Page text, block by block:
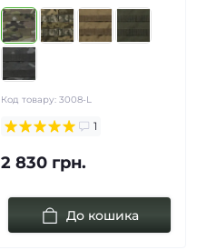
Код товару: 3008-L
1
2 830 грн.
До кошика